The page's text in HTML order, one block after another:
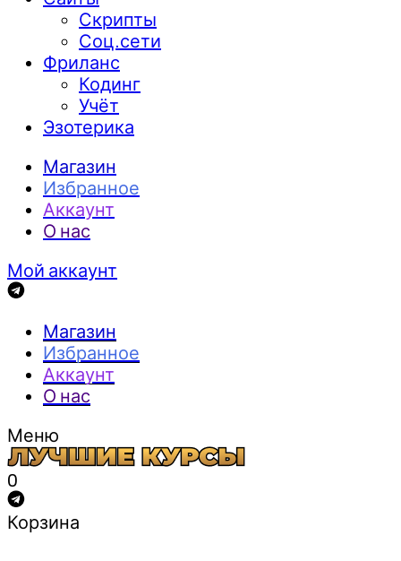
Скрипты
Соц.сети
Фриланс
Кодинг
Учёт
Эзотерика
Магазин
Избранное
Аккаунт
О нас
Мой аккаунт
Магазин
Избранное
Аккаунт
О нас
Меню
0
Корзина